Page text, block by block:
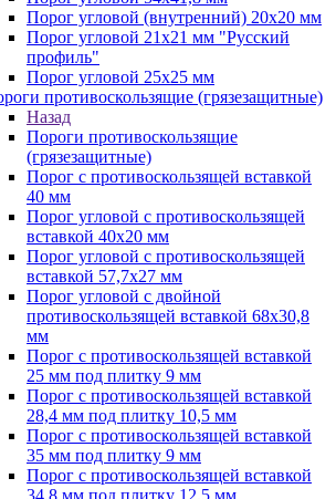
Порог угловой (внутренний) 20х20 мм
Порог угловой 21х21 мм "Русский
профиль"
Порог угловой 25х25 мм
противоскользящие (грязезащитные)
Назад
Пороги противоскользящие
(грязезащитные)
Порог с противоскользящей вставкой
40 мм
Порог угловой с противоскользящей
вставкой 40х20 мм
Порог угловой с противоскользящей
вставкой 57,7х27 мм
Порог угловой с двойной
противоскользящей вставкой 68х30,8
мм
Порог с противоскользящей вставкой
25 мм под плитку 9 мм
Порог с противоскользящей вставкой
28,4 мм под плитку 10,5 мм
Порог с противоскользящей вставкой
35 мм под плитку 9 мм
Порог с противоскользящей вставкой
34,8 мм под плитку 12,5 мм